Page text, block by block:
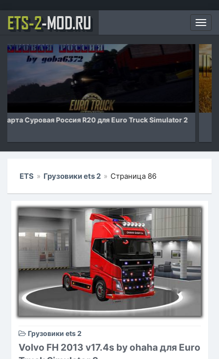
ETS-2-MOD.RU
Карта Российские просторы v7.1 для Euro Truck
ETS » Грузовики ets 2 » Страница 86
Грузовики ets 2
Volvo FH 2013 v17.4s by ohaha для Euro